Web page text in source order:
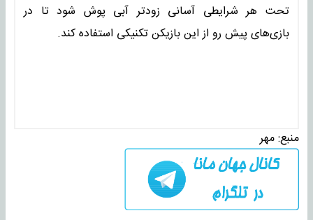
تحت هر شرایطی آسانی زودتر آبی پوش شود تا در
بازی‌های پیش رو از این بازیکن تکنیکی استفاده کند.
منبع:مهر